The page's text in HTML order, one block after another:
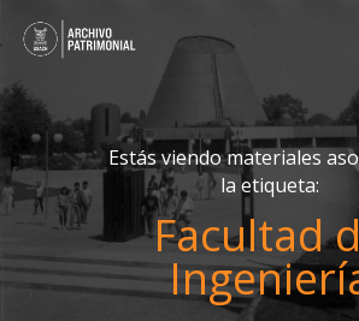
Estás viendo materiales
la etiqueta:
Facultad